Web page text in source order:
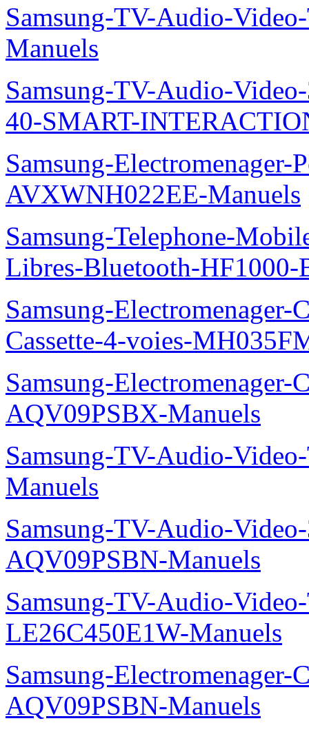
Samsung-TV-Audio-
Manuels
Samsung-TV-Audio-
40-SMART-
Samsung-
AVXWNH022EE-Manuels
Samsung-Telephone-
Libres-Bluetooth-HF1000-
Samsung-Electromenager-
Cassette-4-voies-
Samsung-Electromenager-
AQV09PSBX-Manuels
Samsung-TV-Audio-
Manuels
Samsung-TV-Audio-
AQV09PSBN-Manuels
Samsung-TV-Audio-
LE26C450E1W-Manuels
Samsung-
AQV09PSBN-Manuels